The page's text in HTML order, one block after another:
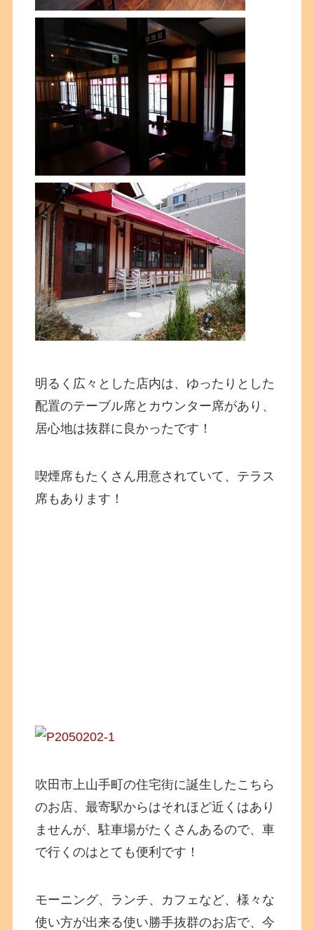
明るく広々とした店内は、ゆったりとした
配置のテーブル席とカウンター席があり、
居心地は抜群に良かったです！
喫煙席もたくさん用意されていて、テラス
席もあります！
吹田市上山手町の住宅街に誕生したこちら
のお店、最寄駅からはそれほど近くはあり
ませんが、駐車場がたくさんあるので、車
で行くのはとても便利です！
モーニング、ランチ、カフェなど、様々な
使い方が出来る使い勝手抜群のお店で、今